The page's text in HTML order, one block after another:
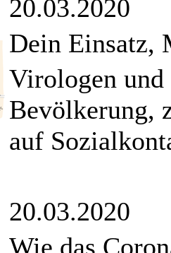
20.03.2020
Dein Einsatz,
Virologen
Bevölkerung,
auf
20.03.2020
Wie das